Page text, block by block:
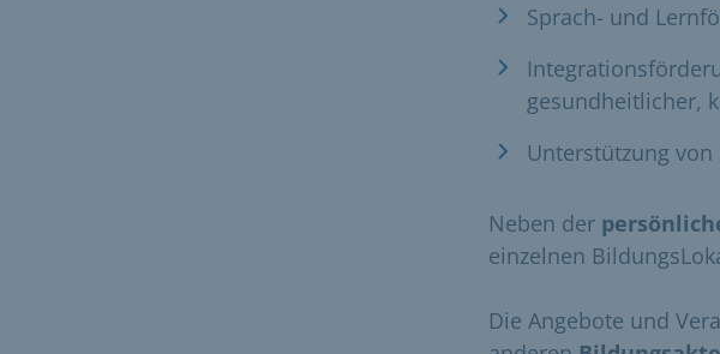
Sprach- und
gesundheitlicher,
Unterstützung
Neben der
einzelnen
Die Angebote und